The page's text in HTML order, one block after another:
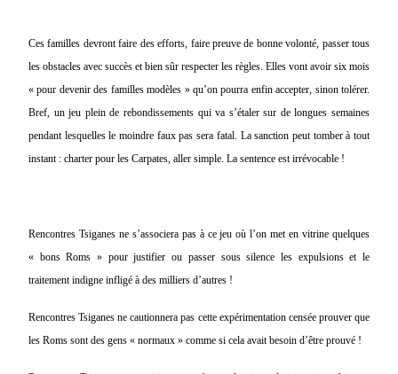
Ces familles devront faire des efforts, faire preuve de bonne volonté, passer tous
les obstacles avec succès et bien sûr respecter les règles. Elles vont avoir six mois
« pour devenir des familles modèles » qu’on pourra enfin accepter, sinon tolérer.
Bref, un jeu plein de rebondissements qui va s’étaler sur de longues semaines
pendant lesquelles le moindre faux pas sera fatal. La sanction peut tomber à tout
instant : charter pour les Carpates, aller simple. La sentence est irrévocable !
Rencontres Tsiganes ne s’associera pas à ce jeu où l’on met en vitrine quelques
« bons Roms » pour justifier ou passer sous silence les expulsions et le
traitement indigne infligé à des milliers d’autres !
Rencontres Tsiganes ne cautionnera pas cette expérimentation censée prouver que
les Roms sont des gens « normaux » comme si cela avait besoin d’être prouvé !